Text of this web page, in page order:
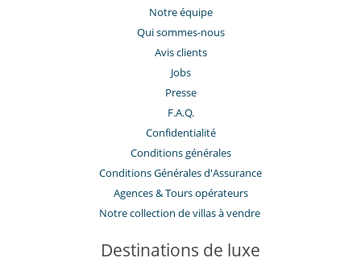
Notre équipe
Qui sommes-nous
Avis clients
Jobs
Presse
F.A.Q.
Confidentialité
Conditions générales
Conditions Générales d'Assurance
​Agences & Tours opérateurs
Notre collection de villas à vendre
Destinations de luxe